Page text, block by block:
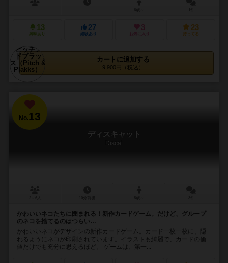
13
興味あり
27
経験あり
3
お気に入り
23
持ってる
カートに追加する
9,900円（税込）
No.13
ディスキャット
Discat
かわいいネコたちに囲まれる！新作カードゲーム。だけど、グループ
のネコを捨てるのはつらい…
かわいいネコがデザインの新作カードゲーム。カード一枚一枚に、隠
れるようにネコが印刷されています。イラストも綺麗で、カードの価
値だけでも充分に思えるほど。 ゲームは、第一...